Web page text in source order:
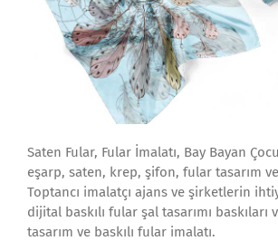
Saten Fular, Fular İmalatı, Bay Bayan
eşarp, saten, krep, şifon, fular tasarım
Toptancı imalatçı ajans ve şirketlerin
dijital baskılı fular şal tasarımı baskıları
tasarım ve baskılı fular imalatı.